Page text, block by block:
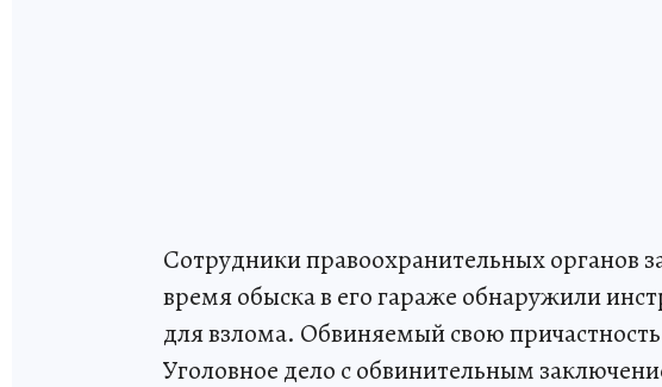
Сотрудники правоохранительных органов
время обыска в его гараже обнаружили
для взлома. Обвиняемый свою
Уголовное дело с обвинительным